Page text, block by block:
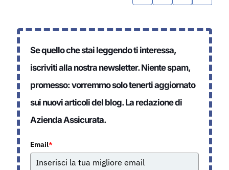
Se quello che stai leggendo ti interessa,
iscriviti alla nostra newsletter. Niente spam,
promesso: vorremmo solo tenerti aggiornato
sui nuovi articoli del blog. La redazione di
Azienda Assicurata.
Email*